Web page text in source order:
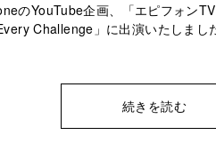
のYouTube企画、「エピフォン
Challenge」に出演いたしまし
続きを読む